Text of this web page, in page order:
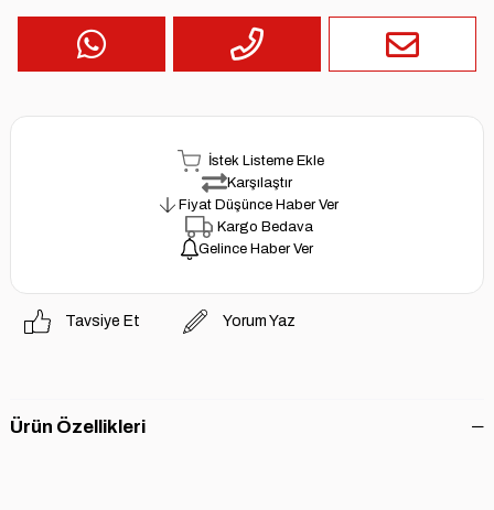
İstek Listeme Ekle
Karşılaştır
Fiyat Düşünce Haber Ver
Kargo Bedava
Gelince Haber Ver
Tavsiye Et Yorum Yaz
Ürün Özellikleri